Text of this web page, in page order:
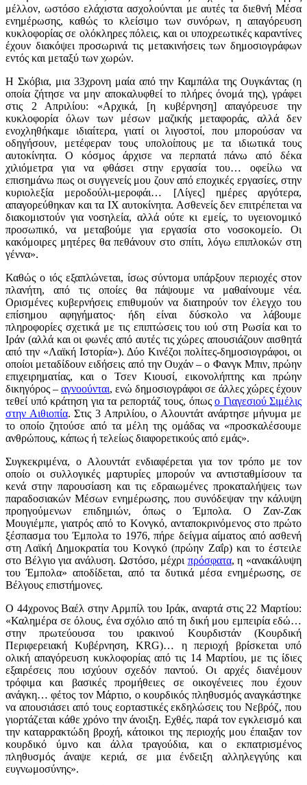
μέλλον, ωστόσο ελάχιστα ασχολούνται με αυτές τα διεθνή Μέσα
ενημέρωσης, καθώς το κλείσιμο των συνόρων, η απαγόρευση
κυκλοφορίας σε ολόκληρες πόλεις, και οι υποχρεωτικές καραντίνες
έχουν διακόψει προσωρινά τις μετακινήσεις των δημοσιογράφων
εντός και μεταξύ των χωρών.
Η Σκόβια, μια 33χρονη μαία από την Καμπάλα της Ουγκάντας (η
οποία ζήτησε να μην αποκαλυφθεί το πλήρες όνομά της), γράφει
στις 2 Απριλίου: «Αρχικά, [η κυβέρνηση] απαγόρευσε την
κυκλοφορία όλων των μέσων μαζικής μεταφοράς, αλλά δεν
ενοχληθήκαμε ιδιαίτερα, γιατί οι λιγοστοί, που μπορούσαν να
οδηγήσουν, μετέφεραν τους υπολοίπους με τα ιδιωτικά τους
αυτοκίνητα. Ο κόσμος άρχισε να περπατά πάνω από δέκα
χιλιόμετρα για να φθάσει στην εργασία του… οφείλω να
επισημάνω πως οι συγγενείς μου ζουν από εποχικές εργασίες, στην
κυριολεξία μεροδούλι-μεροφάι… [Λίγες] ημέρες αργότερα,
απαγορεύθηκαν και τα ΙΧ αυτοκίνητα. Ασθενείς δεν επιτρέπεται να
διακομιστούν για νοσηλεία, αλλά ούτε κι εμείς, το υγειονομικό
προσωπικό, να μεταβούμε για εργασία στο νοσοκομείο. Οι
κακόμοιρες μητέρες θα πεθάνουν στο σπίτι, λόγω επιπλοκών στη
γέννα».
Καθώς ο ιός εξαπλώνεται, ίσως σύντομα υπάρξουν περιοχές στον
πλανήτη, από τις οποίες θα πάψουμε να μαθαίνουμε νέα.
Ορισμένες κυβερνήσεις επιθυμούν να διατηρούν τον έλεγχο του
επίσημου αφηγήματος· ήδη είναι δύσκολο να λάβουμε
πληροφορίες σχετικά με τις επιπτώσεις του ιού στη Ρωσία και το
Ιράν (αλλά και οι φωνές από αυτές τις χώρες απουσιάζουν αισθητά
από την «Λαϊκή Ιστορία»). Δύο Κινέζοι πολίτες-δημοσιογράφοι, οι
οποίοι μεταδίδουν ειδήσεις από την Ουχάν – ο Φανγκ Μπιν, πρώην
επιχειρηματίας, και ο Τσεν Κιουσί, εικονολήπτης και πρώην
δικηγόρος – αγνοούνται, ενώ δημοσιογράφοι σε άλλες χώρες έχουν
τεθεί υπό κράτηση για τα ρεπορτάζ τους, όπως ο Γιαγεσιού Σιμέλις
στην Αιθιοπία. Στις 3 Απριλίου, ο Αλουντάτ ανάρτησε μήνυμα με
το οποίο ζητούσε από τα μέλη της ομάδας να «προσκαλέσουμε
ανθρώπους, κάπως ή τελείως διαφορετικούς από εμάς».
Συγκεκριμένα, ο Αλουντάτ ενδιαφέρεται για τον τρόπο με τον
οποίο οι συλλογικές μαρτυρίες μπορούν να αντισταθμίσουν τα
κενά στην παρουσίαση και τις εδραιωμένες προκαταλήψεις των
παραδοσιακών Μέσων ενημέρωσης, που συνόδεψαν την κάλυψη
προηγούμενων επιδημιών, όπως ο Έμπολα. Ο Ζαν-Ζακ
Μουγιέμπε, γιατρός από το Κονγκό, ανταποκρινόμενος στο πρώτο
ξέσπασμα του Έμπολα το 1976, πήρε δείγμα αίματος από ασθενή
στη Λαϊκή Δημοκρατία του Κονγκό (πρώην Ζαΐρ) και το έστειλε
στο Βέλγιο για ανάλυση. Ωστόσο, μέχρι πρόσφατα, η «ανακάλυψη
του Έμπολα» αποδίδεται, από τα δυτικά μέσα ενημέρωσης, σε
Βέλγους επιστήμονες.
Ο 44χρονος Βαέλ στην Αρμπίλ του Ιράκ, αναρτά στις 22 Μαρτίου:
«Καλημέρα σε όλους, ένα σχόλιο από τη δική μου εμπειρία εδώ…
στην πρωτεύουσα του ιρακινού Κουρδιστάν (Κουρδική
Περιφερειακή Κυβέρνηση, KRG)… η περιοχή βρίσκεται υπό
ολική απαγόρευση κυκλοφορίας από τις 14 Μαρτίου, με τις ίδιες
εξαιρέσεις που ισχύουν σχεδόν παντού. Οι αρχές διανέμουν
τρόφιμα και βασικές προμήθειες σε οικογένειες που έχουν
ανάγκη… φέτος τον Μάρτιο, ο κουρδικός πληθυσμός αναγκάστηκε
να απουσιάσει από τους εορταστικές εκδηλώσεις του Νεβρόζ, που
γιορτάζεται κάθε χρόνο την άνοιξη. Εχθές, παρά τον εγκλεισμό και
την καταρρακτώδη βροχή, κάτοικοι της περιοχής μου έπαιξαν τον
κουρδικό ύμνο και άλλα τραγούδια, και ο εκπατρισμένος
πληθυσμός άναψε κεριά, σε μια ένδειξη αλληλεγγύης και
ευγνωμοσύνης».